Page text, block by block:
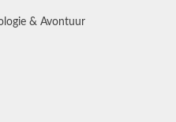
& Avontuur